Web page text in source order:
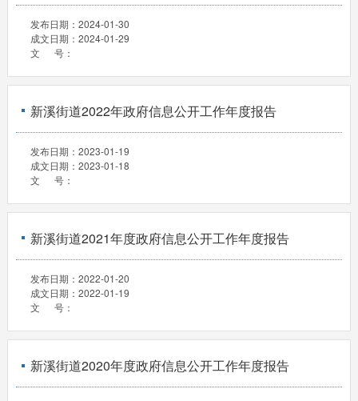
发布日期： 2024-01-30
成文日期： 2024-01-29
文 号：
新溪街道2022年政府信息公开工作年度报告
发布日期： 2023-01-19
成文日期： 2023-01-18
文 号：
新溪街道2021年度政府信息公开工作年度报告
发布日期： 2022-01-20
成文日期： 2022-01-19
文 号：
新溪街道2020年度政府信息公开工作年度报告